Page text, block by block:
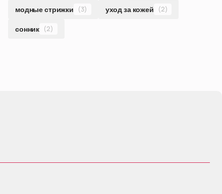
модные стрижки (3) уход за кожей (2)
сонник (2)